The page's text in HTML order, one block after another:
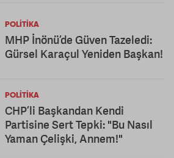
POLITIKA
MHP İnönü’de Güven Tazeledi:
Gürsel Karaçul Yeniden Başkan!
POLITIKA
CHP’li Başkandan Kendi
Partisine Sert Tepki: "Bu Nasıl
Yaman Çelişki, Annem!"